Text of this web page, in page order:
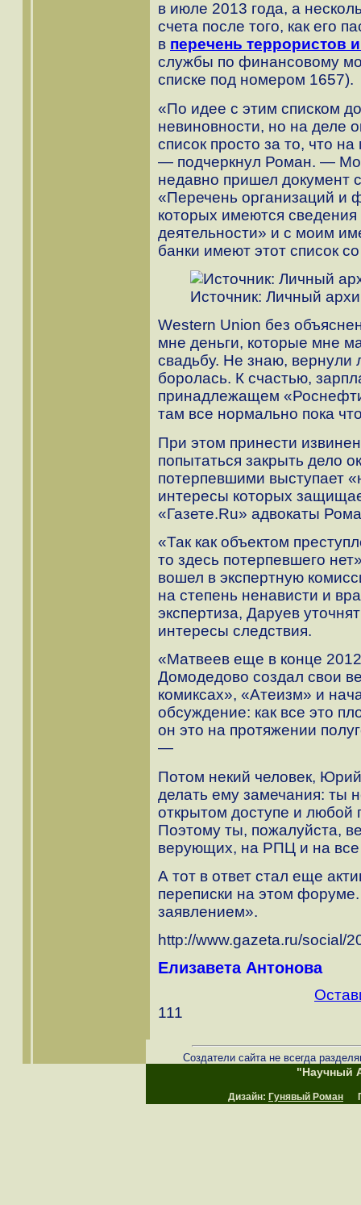
в июле 2013 года, а
счета после того, как его
в перечень террористов
службы по финансовому
списке под номером 1657).
«По идее с этим списком
невиновности, но на деле
список просто за то, что
— подчеркнул Роман. —
недавно пришел документ
«Перечень организаций и
которых имеются сведения
деятельности» и с моим
банки имеют этот список
Источник: Личный
Western Union без
мне деньги, которые мне
свадьбу. Не знаю, вернули
боролась. К счастью,
принадлежащем
там все нормально пока
При этом принести
попытаться закрыть дело
потерпевшими выступает
интересы которых
«Газете.Ru» адвокаты
«Так как объектом
то здесь потерпевшего
вошел в экспертную
на степень ненависти и
экспертиза, Даруев
интересы следствия.
«Матвеев еще в конце
Домодедово создал свои
комиксах», «Атеизм» и
обсуждение: как все это
он это на протяжении
—
Потом некий человек,
делать ему замечания: ты
открытом доступе и любой
Поэтому ты, пожалуйста,
верующих, на РПЦ и на все
А тот в ответ стал еще
переписки на этом
заявлением».
http://www.gazeta.ru/social/
Елизавета Антонова
111
Создатели сайта не всегда
"Научный
Дизайн: Гунявый Роман